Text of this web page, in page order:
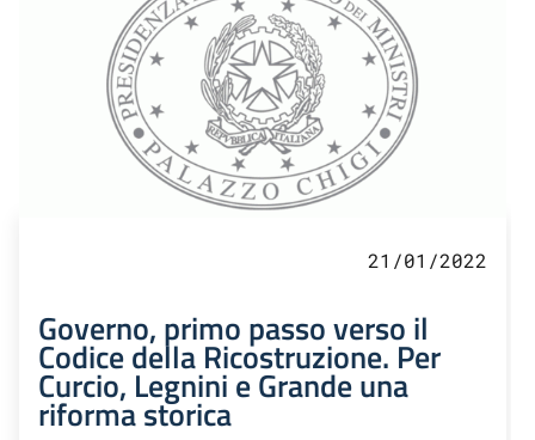
21/01/2022
Governo, primo passo verso il
Codice della Ricostruzione. Per
Curcio, Legnini e Grande una
riforma storica